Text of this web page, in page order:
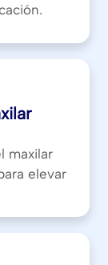
maxilar
elevar